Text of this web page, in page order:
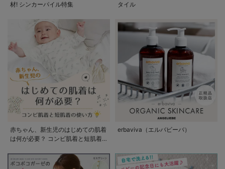
材! シンカーパイル特集
タイル
赤ちゃん、新生児のはじめての肌着
は何が必要？ コンビ肌着と短肌着
erbaviva（エルバビーバ）